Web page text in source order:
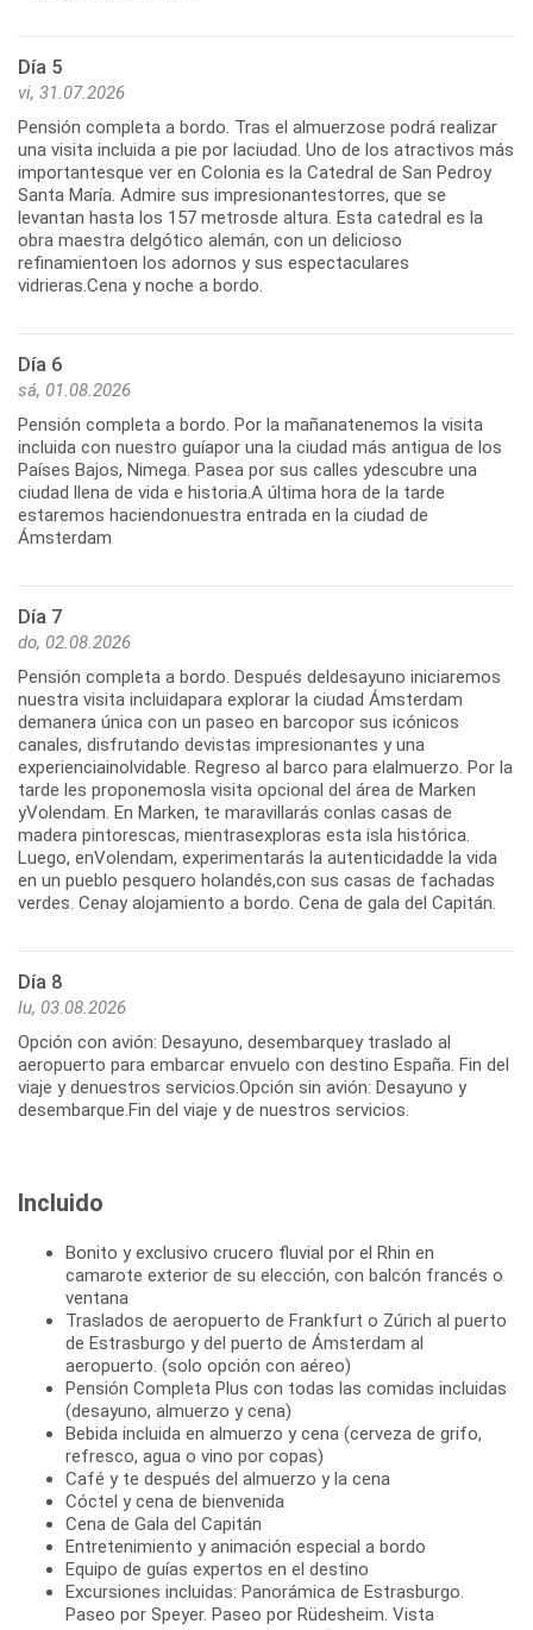
Día 5
vi, 31.07.2026
Pensión completa a bordo. Tras el almuerzose podrá realizar
una visita incluida a pie por laciudad. Uno de los atractivos más
importantesque ver en Colonia es la Catedral de San Pedroy
Santa María. Admire sus impresionantestorres, que se
levantan hasta los 157 metrosde altura. Esta catedral es la
obra maestra delgótico alemán, con un delicioso
refinamientoen los adornos y sus espectaculares
vidrieras.Cena y noche a bordo.
Día 6
sá, 01.08.2026
Pensión completa a bordo. Por la mañanatenemos la visita
incluida con nuestro guíapor una la ciudad más antigua de los
Países Bajos, Nimega. Pasea por sus calles ydescubre una
ciudad llena de vida e historia.A última hora de la tarde
estaremos haciendonuestra entrada en la ciudad de
Ámsterdam
Día 7
do, 02.08.2026
Pensión completa a bordo. Después deldesayuno iniciaremos
nuestra visita incluidapara explorar la ciudad Ámsterdam
demanera única con un paseo en barcopor sus icónicos
canales, disfrutando devistas impresionantes y una
experienciainolvidable. Regreso al barco para elalmuerzo. Por la
tarde les proponemosla visita opcional del área de Marken
yVolendam. En Marken, te maravillarás conlas casas de
madera pintorescas, mientrasexploras esta isla histórica.
Luego, enVolendam, experimentarás la autenticidadde la vida
en un pueblo pesquero holandés,con sus casas de fachadas
verdes. Cenay alojamiento a bordo. Cena de gala del Capitán.
Día 8
lu, 03.08.2026
Opción con avión: Desayuno, desembarquey traslado al
aeropuerto para embarcar envuelo con destino España. Fin del
viaje y denuestros servicios.Opción sin avión: Desayuno y
desembarque.Fin del viaje y de nuestros servicios.
Incluido
Bonito y exclusivo crucero fluvial por el Rhin en
camarote exterior de su elección, con balcón francés o
ventana
Traslados de aeropuerto de Frankfurt o Zúrich al puerto
de Estrasburgo y del puerto de Ámsterdam al
aeropuerto. (solo opción con aéreo)
Pensión Completa Plus con todas las comidas incluidas
(desayuno, almuerzo y cena)
Bebida incluida en almuerzo y cena (cerveza de grifo,
refresco, agua o vino por copas)
Café y te después del almuerzo y la cena
Cóctel y cena de bienvenida
Cena de Gala del Capitán
Entretenimiento y animación especial a bordo
Equipo de guías expertos en el destino
Excursiones incluidas: Panorámica de Estrasburgo.
Paseo por Speyer. Paseo por Rüdesheim. Vista